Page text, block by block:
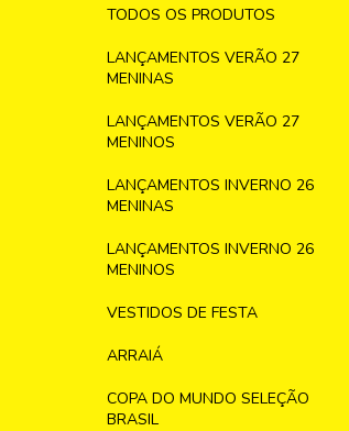
TODOS OS PRODUTOS
LANÇAMENTOS VERÃO 27
MENINAS
LANÇAMENTOS VERÃO 27
MENINOS
LANÇAMENTOS INVERNO 26
MENINAS
LANÇAMENTOS INVERNO 26
MENINOS
VESTIDOS DE FESTA
ARRAIÁ
COPA DO MUNDO SELEÇÃO
BRASIL